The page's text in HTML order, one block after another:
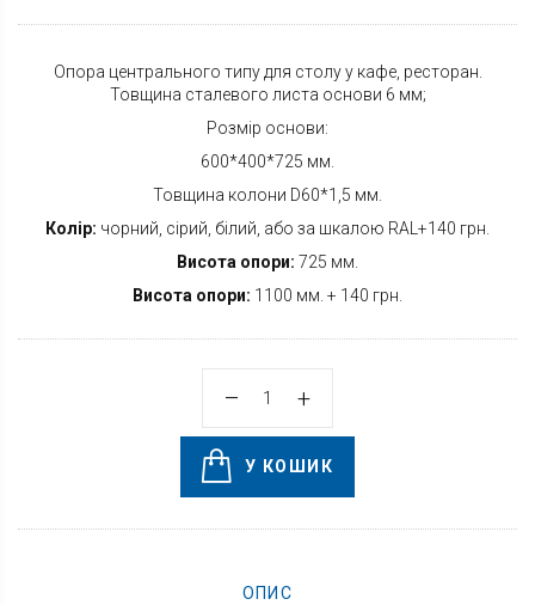
Опора центрального типу для столу у кафе, ресторан.
Товщина сталевого листа основи 6 мм;
Розмір основи:
600*400*725 мм.
Товщина колони D60*1,5 мм.
Колір: чорний, сірий, білий, або за шкалою RAL+140 грн.
Висота опори: 725 мм.
Висота опори: 1100 мм. + 140 грн.
У КОШИК
ОПИС